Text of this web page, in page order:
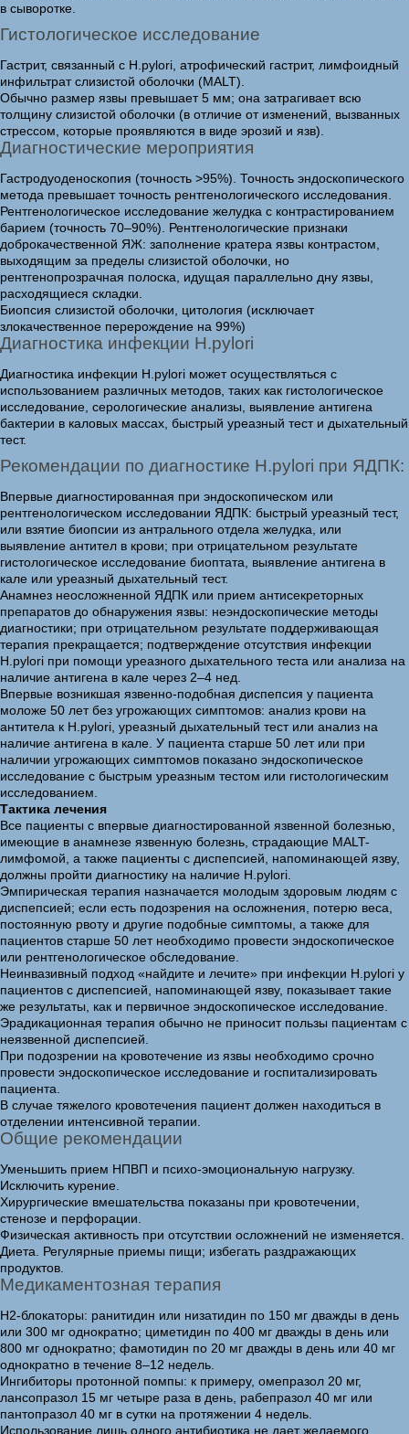
в сыворотке.
Гистологическое исследование
Гастрит, связанный с H.pylori, атрофический гастрит, лимфоидный
инфильтрат слизистой оболочки (MALT).
Обычно размер язвы превышает 5 мм; она затрагивает всю
толщину слизистой оболочки (в отличие от изменений, вызванных
стрессом, которые проявляются в виде эрозий и язв).
Диагностические мероприятия
Гастродуоденоскопия (точность >95%). Точность эндоскопического
метода превышает точность рентгенологического исследования.
Рентгенологическое исследование желудка с контрастированием
барием (точность 70–90%). Рентгенологические признаки
доброкачественной ЯЖ: заполнение кратера язвы контрастом,
выходящим за пределы слизистой оболочки, но
рентгенопрозрачная полоска, идущая параллельно дну язвы,
расходящиеся складки.
Биопсия слизистой оболочки, цитология (исключает
злокачественное перерождение на 99%)
Диагностика инфекции H.pylori
Диагностика инфекции H.pylori может осуществляться с
использованием различных методов, таких как гистологическое
исследование, серологические анализы, выявление антигена
бактерии в каловых массах, быстрый уреазный тест и дыхательный
тест.
Рекомендации по диагностике H.pylori при ЯДПК:
Впервые диагностированная при эндоскопическом или
рентгенологическом исследовании ЯДПК: быстрый уреазный тест,
или взятие биопсии из антрального отдела желудка, или
выявление антител в крови; при отрицательном результате
гистологическое исследование биоптата, выявление антигена в
кале или уреазный дыхательный тест.
Анамнез неосложненной ЯДПК или прием антисекреторных
препаратов до обнаружения язвы: неэндоскопические методы
диагностики; при отрицательном результате поддерживающая
терапия прекращается; подтверждение отсутствия инфекции
H.pylori при помощи уреазного дыхательного теста или анализа на
наличие антигена в кале через 2–4 нед.
Впервые возникшая язвенно-подобная диспепсия у пациента
моложе 50 лет без угрожающих симптомов: анализ крови на
антитела к H.pylori, уреазный дыхательный тест или анализ на
наличие антигена в кале. У пациента старше 50 лет или при
наличии угрожающих симптомов показано эндоскопическое
исследование с быстрым уреазным тестом или гистологическим
исследованием.
Тактика лечения
Все пациенты с впервые диагностированной язвенной болезнью,
имеющие в анамнезе язвенную болезнь, страдающие MALT-
лимфомой, а также пациенты с диспепсией, напоминающей язву,
должны пройти диагностику на наличие H.pylori.
Эмпирическая терапия назначается молодым здоровым людям с
диспепсией; если есть подозрения на осложнения, потерю веса,
постоянную рвоту и другие подобные симптомы, а также для
пациентов старше 50 лет необходимо провести эндоскопическое
или рентгенологическое обследование.
Неинвазивный подход «найдите и лечите» при инфекции H.pylori у
пациентов с диспепсией, напоминающей язву, показывает такие
же результаты, как и первичное эндоскопическое исследование.
Эрадикационная терапия обычно не приносит пользы пациентам с
неязвенной диспепсией.
При подозрении на кровотечение из язвы необходимо срочно
провести эндоскопическое исследование и госпитализировать
пациента.
В случае тяжелого кровотечения пациент должен находиться в
отделении интенсивной терапии.
Общие рекомендации
Уменьшить прием НПВП и психо-эмоциональную нагрузку.
Исключить курение.
Хирургические вмешательства показаны при кровотечении,
стенозе и перфорации.
Физическая активность при отсутствии осложнений не изменяется.
Диета. Регулярные приемы пищи; избегать раздражающих
продуктов.
Медикаментозная терапия
Н2-блокаторы: ранитидин или низатидин по 150 мг дважды в день
или 300 мг однократно; циметидин по 400 мг дважды в день или
800 мг однократно; фамотидин по 20 мг дважды в день или 40 мг
однократно в течение 8–12 недель.
Ингибиторы протонной помпы: к примеру, омепразол 20 мг,
лансопразол 15 мг четыре раза в день, рабепразол 40 мг или
пантопразол 40 мг в сутки на протяжении 4 недель.
Использование лишь одного антибиотика не дает желаемого